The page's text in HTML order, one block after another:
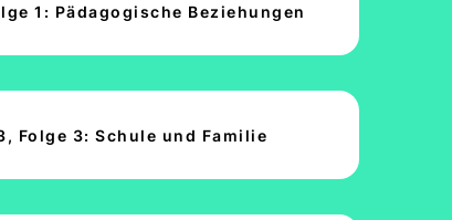
1: Pädagogische Beziehungen
Folge 3: Schule und Familie